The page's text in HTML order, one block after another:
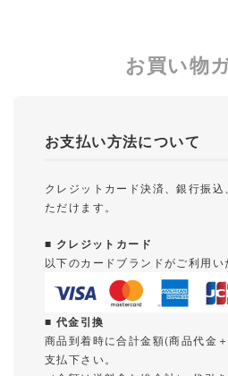
お買い物
お支払い方法について
クレジットカード決済、銀行振
ただけます。
■ クレジットカード
以下のカードブランドがご利用い
■ 代金引換
商品到着時に合計金額(商品代金
支払下さい。